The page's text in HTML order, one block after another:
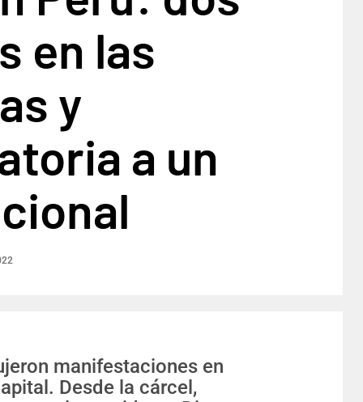
en las
y
a un
manifestaciones en
Desde la cárcel,